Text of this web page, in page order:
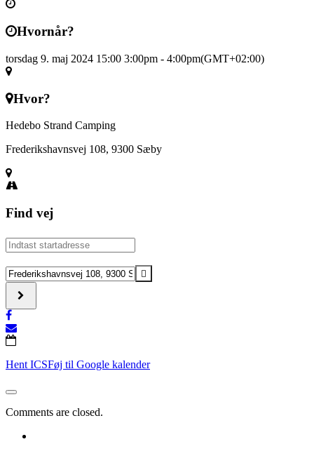
Hvornår?
torsdag 9. maj 2024 15:00 3:00pm - 4:00pm(GMT+02:00)
Hvor?
Hedebo Strand Camping
Frederikshavnsvej 108, 9300 Sæby
Find vej
Address
-
Gratis
is
børnene
[]
Destination
Address
Gratis
is
til
børnene
[]
Hent ICSFøj til Google kalender
Comments are closed.